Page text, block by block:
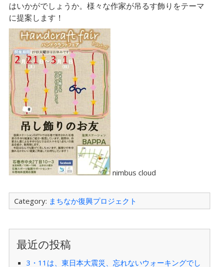
はいかがでしょうか。様々な作家が吊るす飾りをテーマ
に提案します！
nimbus cloud
Category: まちなか復興プロジェクト
最近の投稿
3・11は、東日本大震災、忘れないウォーキングでし